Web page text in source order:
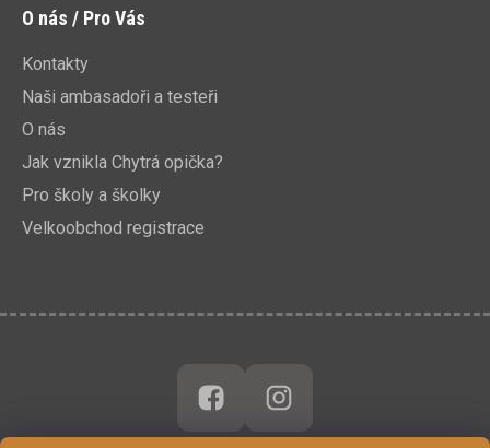
O nás / Pro Vás
Kontakty
Naši ambasadoři a testeři
O nás
Jak vznikla Chytrá opička?
Pro školy a školky
Velkoobchod registrace